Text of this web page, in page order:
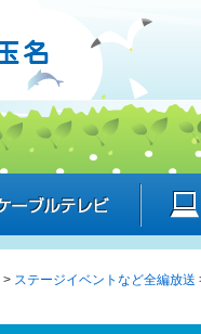
ケーブ
> ステージイベントなど全編放送